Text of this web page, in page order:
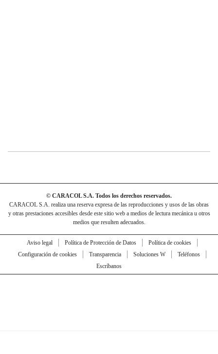
© CARACOL S.A. Todos los derechos reservados.
CARACOL S.A. realiza una reserva expresa de las reproducciones y usos de las obras
y otras prestaciones accesibles desde este sitio web a medios de lectura mecánica u otros
medios que resulten adecuados.
Aviso legal Política de Protección de Datos
Política de cookies
Configuración de cookies
Transparencia Soluciones W
Teléfonos
Escríbanos